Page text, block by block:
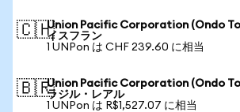
🇨🇭Union Pacific Corporation (Ondo
イスフラン
1 UNPon は CHF 239.60 に相当
🇧🇷Union Pacific Corporation (Ondo
ラジル・レアル
1 UNPon は R$1,527.07 に相当